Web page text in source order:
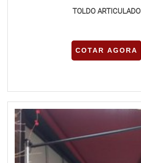
TOLDO ARTICULADO
COTAR AGORA